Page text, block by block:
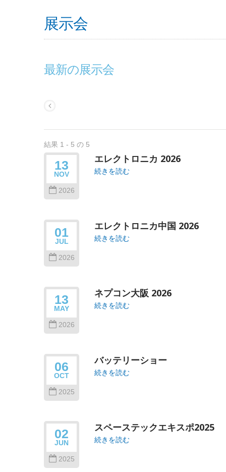
展示会
最新の展示会
結果 1 - 5 の 5
13
NOV
2026
エレクトロニカ 2026
続きを読む
01
JUL
2026
エレクトロニカ中国 2026
続きを読む
13
MAY
2026
ネプコン大阪 2026
続きを読む
06
OCT
2025
バッテリーショー
続きを読む
02
JUN
2025
スペーステックエキスポ2025
続きを読む